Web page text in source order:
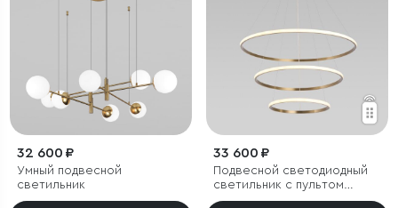
32 600 ₽
Умный подвесной
светильник
33 600 ₽
Подвесной светодиодный
светильник с пультом
управления